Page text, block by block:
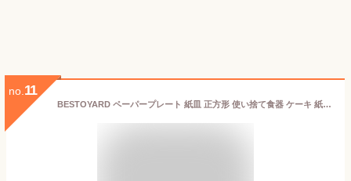
no. 11
BESTOYARD ペーパープレート 紙皿 正方形 使い捨て食器 ケーキ 紙プレート パーティー イベント ピクニック 誕生日 バーベキューに 業務用 40枚セット